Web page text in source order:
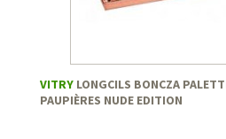
VITRY LONGCILS BONCZA
PAUPIÈRES NUDE EDITION